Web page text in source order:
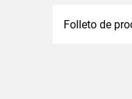
Folleto de